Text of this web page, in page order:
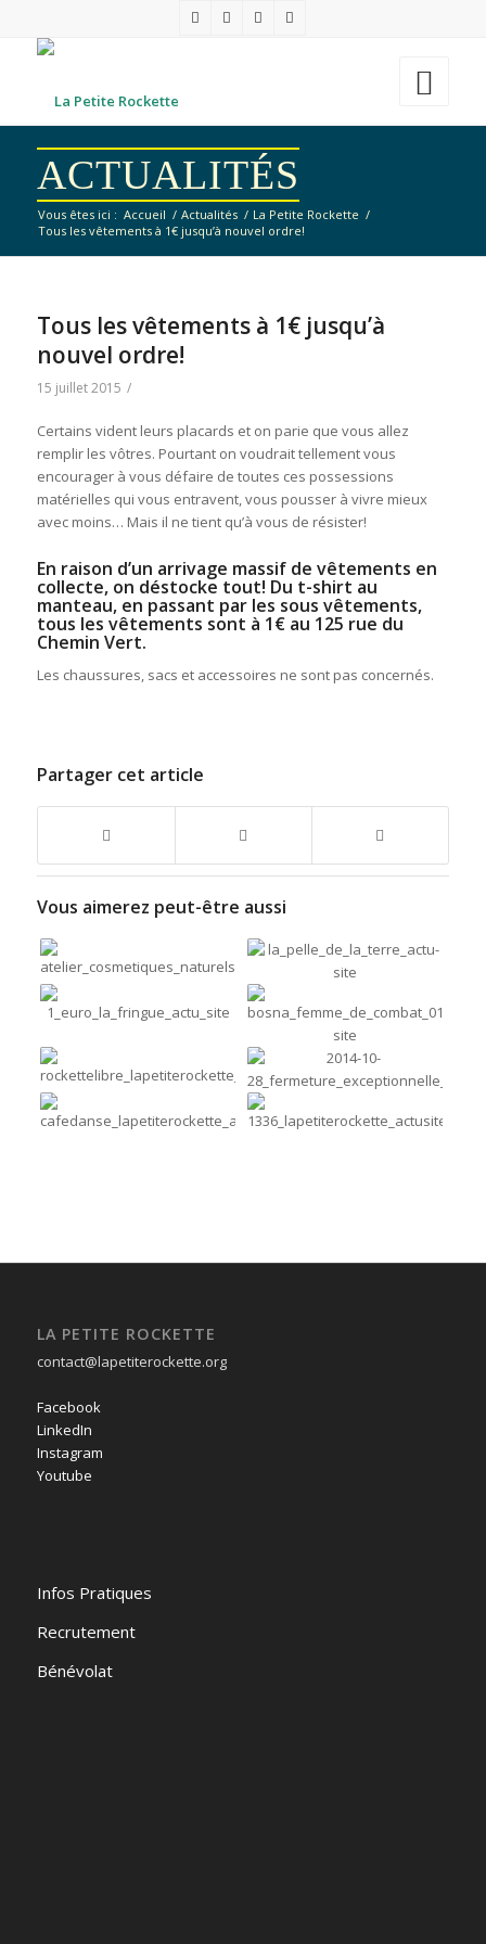
ACTUALITÉS
Vous êtes ici : Accueil / Actualités / La Petite Rockette /
Tous les vêtements à 1€ jusqu’à nouvel ordre!
Tous les vêtements à 1€ jusqu’à
nouvel ordre!
15 juillet 2015 /
Certains vident leurs placards et on parie que vous allez
remplir les vôtres. Pourtant on voudrait tellement vous
encourager à vous défaire de toutes ces possessions
matérielles qui vous entravent, vous pousser à vivre mieux
avec moins… Mais il ne tient qu’à vous de résister!
En raison d’un arrivage massif de vêtements en
collecte, on déstocke tout! Du t-shirt au
manteau, en passant par les sous vêtements,
tous les vêtements sont à 1€ au 125 rue du
Chemin Vert.
Les chaussures, sacs et accessoires ne sont pas concernés.
Partager cet article
Vous aimerez peut-être aussi
LA PETITE ROCKETTE
contact@lapetiterockette.org
Facebook
LinkedIn
Instagram
Youtube
Infos Pratiques
Recrutement
Bénévolat